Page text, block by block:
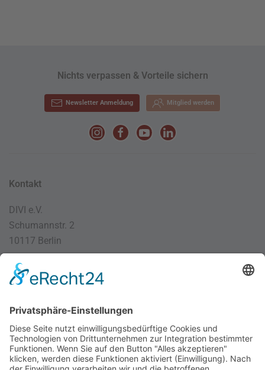
Nichts verpassen & Vorteile sichern
Newsletter Anmeldung Mitglied werden
Kontakt
DIVI e.V.
Schumannstr. 2
10117 Berlin
030 / 4000 56 32
Imprint
Datenschutz